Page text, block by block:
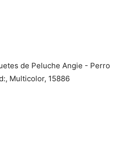
de Peluche Angie - Perro
Multicolor, 15886